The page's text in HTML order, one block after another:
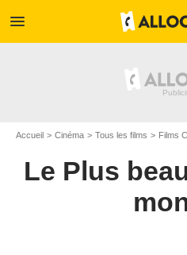
menu
Accueil Cinéma Tous les films Films
Le Plus